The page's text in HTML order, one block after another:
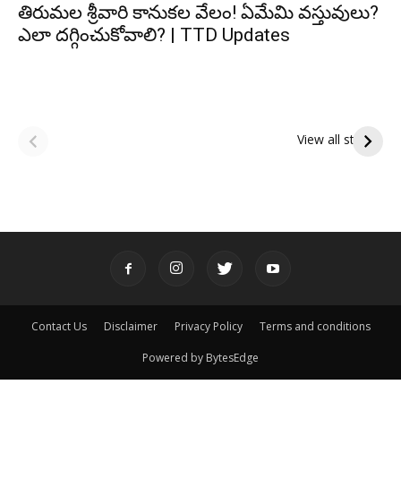
తిరుమల శ్రీవారి కానుకల వేలం! ఏమేమి వస్తువులు?
ఎలా దగ్గించుకోవాలి? | TTD Updates
View all stories
పితృదేవతల ఆశీర్వాదం
ఇంద్రకీలాద్రి గిరి ప్రదక్షిణ
Contact Us Disclaimer Privacy Policy Terms and conditions
Powered by BytesEdge